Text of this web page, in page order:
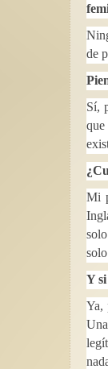
de
Sí,
Mi
Y
Ya,